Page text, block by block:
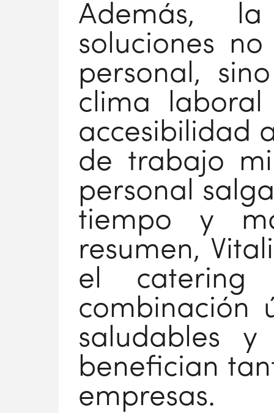
Además,
soluciones
personal,
clima
accesibilidad
de trabajo
personal
tiempo y
resumen,
el catering
combinación
saludables
benefician
empresas.